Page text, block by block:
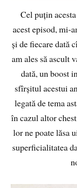
Cel puțin
acest episod, mi-
și de fiecare dată
am ales să ascult
dată, un boost
sfîrșitul acestui
legată de tema
în cazul altor
lor ne poate lăsa
superficialitatea